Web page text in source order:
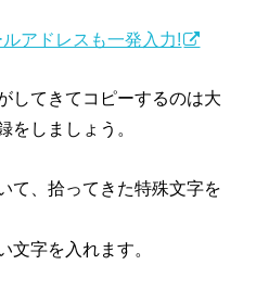
アドレスも一発入力!
してきてコピーするのは大
をしましょう。
て、拾ってきた特殊文字を
文字を入れます。